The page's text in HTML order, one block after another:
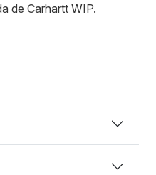
de Carhartt WIP.